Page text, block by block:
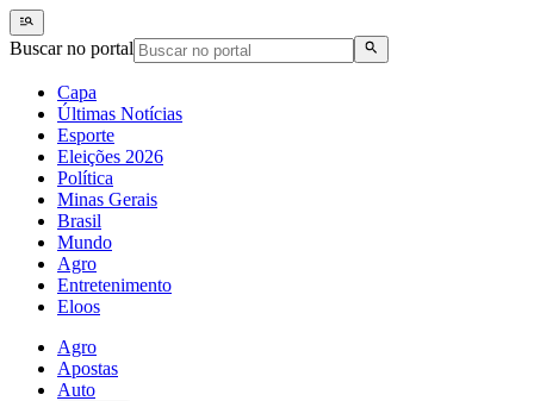
Buscar no portal
Capa
Últimas Notícias
Esporte
Eleições 2026
Política
Minas Gerais
Brasil
Mundo
Agro
Entretenimento
Eloos
Agro
Apostas
Auto